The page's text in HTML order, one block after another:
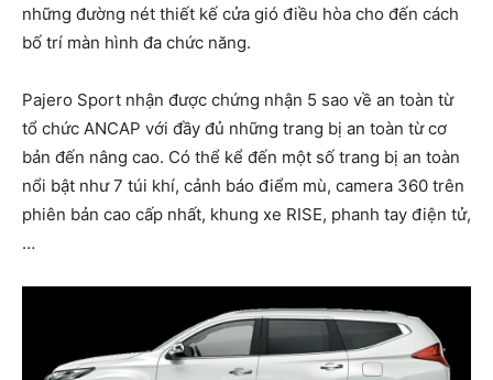
những đường nét thiết kế cửa gió điều hòa cho đến cách
bố trí màn hình đa chức năng.
Pajero Sport nhận được chứng nhận 5 sao về an toàn từ
tổ chức ANCAP với đầy đủ những trang bị an toàn từ cơ
bản đến nâng cao. Có thể kể đến một số trang bị an toàn
nổi bật như 7 túi khí, cảnh báo điểm mù, camera 360 trên
phiên bản cao cấp nhất, khung xe RISE, phanh tay điện tử,
…